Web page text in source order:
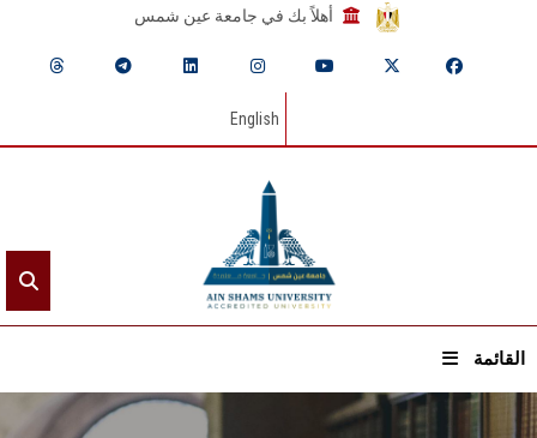
أهلاً بك في جامعة عين شمس
English
القائمة
الرئيسيـة